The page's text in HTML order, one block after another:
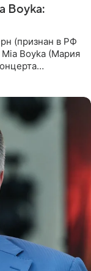
Boyka:
(признан в РФ
Boyka (Мария